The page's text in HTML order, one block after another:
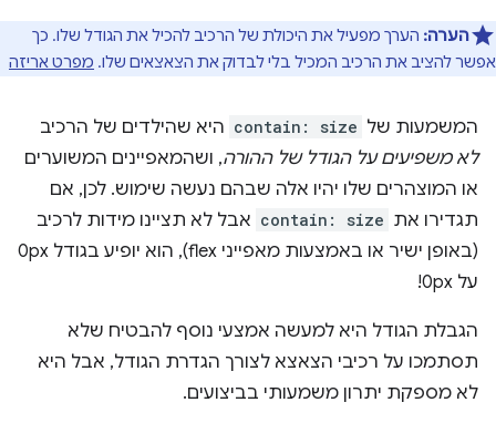
הערה: הערך מפעיל את היכולת של הרכיב להכיל את הגודל שלו. כך
אפשר להציב את הרכיב המכיל בלי לבדוק את הצאצאים שלו. מפרט אריזה
המשמעות של contain: size היא שהילדים של הרכיב
לא משפיעים על הגודל של ההורה, ושהמאפיינים המשוערים
או המוצהרים שלו יהיו אלה שבהם נעשה שימוש. לכן, אם
תגדירו את contain: size אבל לא תציינו מידות לרכיב
(באופן ישיר או באמצעות מאפייני flex), הוא יופיע בגודל 0px
על 0px!
הגבלת הגודל היא למעשה אמצעי נוסף להבטיח שלא
תסתמכו על רכיבי הצאצא לצורך הגדרת הגודל, אבל היא
לא מספקת יתרון משמעותי בביצועים.